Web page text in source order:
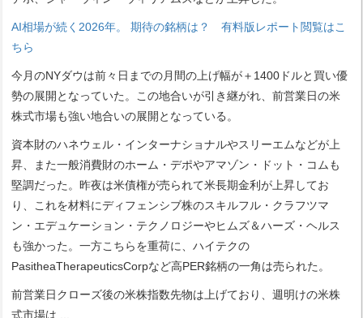
AI相場が続く2026年。 期待の銘柄は？ 有料版レポート閲覧はこ
ちら
今月のNYダウは前々日までの月間の上げ幅が＋1400ドルと買い優
勢の展開となっていた。この地合いが引き継がれ、前営業日の米
株式市場も強い地合いの展開となっている。
資本財のハネウェル・インターナショナルやスリーエムなどが上
昇、また一般消費財のホーム・デポやアマゾン・ドット・コムも
堅調だった。昨夜は米債権が売られて米長期金利が上昇してお
り、これを材料にディフェンシブ株のスキルフル・クラフツマ
ン・エデュケーション・テクノロジーやヒムズ＆ハーズ・ヘルス
も強かった。一方こちらを重荷に、ハイテクの
PasitheaTherapeuticsCorpなど高PER銘柄の一角は売られた。
前営業日クローズ後の米株指数先物は上げており、週明けの米株
式市場は